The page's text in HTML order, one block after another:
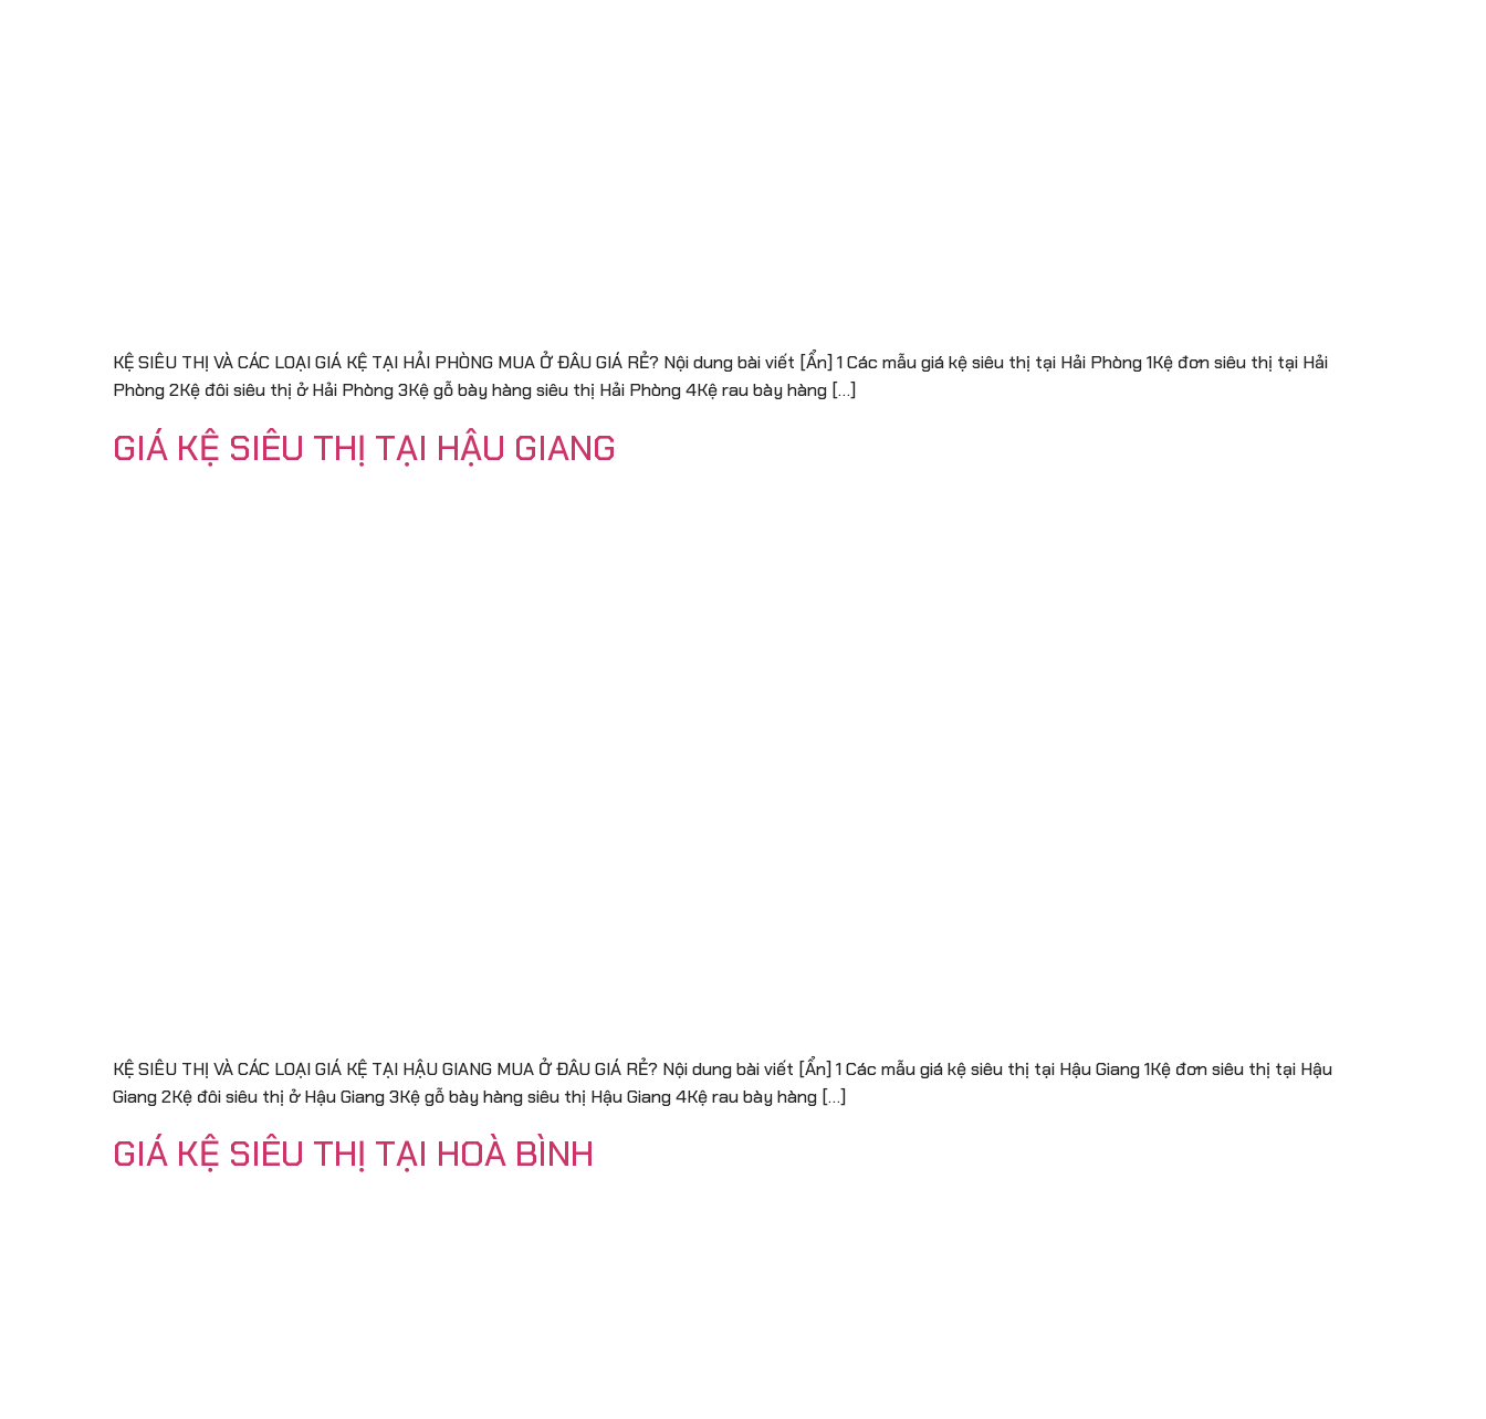
KỆ SIÊU THỊ VÀ CÁC LOẠI GIÁ KỆ TẠI HẢI PHÒNG MUA Ở ĐÂU GIÁ RẺ? Nội dung bài viết [Ẩn] 1 Các mẫu giá kệ siêu thị tại Hải Phòng 1Kệ đơn siêu thị tại Hải
Phòng 2Kệ đôi siêu thị ở Hải Phòng 3Kệ gỗ bày hàng siêu thị Hải Phòng 4Kệ rau bày hàng […]
GIÁ KỆ SIÊU THỊ TẠI HẬU GIANG
KỆ SIÊU THỊ VÀ CÁC LOẠI GIÁ KỆ TẠI HẬU GIANG MUA Ở ĐÂU GIÁ RẺ? Nội dung bài viết [Ẩn] 1 Các mẫu giá kệ siêu thị tại Hậu Giang 1Kệ đơn siêu thị tại Hậu
Giang 2Kệ đôi siêu thị ở Hậu Giang 3Kệ gỗ bày hàng siêu thị Hậu Giang 4Kệ rau bày hàng […]
GIÁ KỆ SIÊU THỊ TẠI HOÀ BÌNH